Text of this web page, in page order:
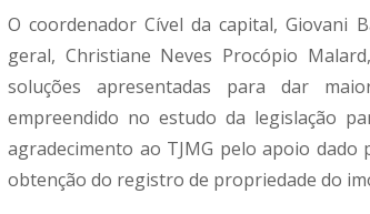
O coordenador Cível da capital, Giovani
geral, Christiane Neves Procópio
soluções apresentadas para dar
empreendido no estudo da legislação
agradecimento ao TJMG pelo apoio
obtenção do registro de propriedade do